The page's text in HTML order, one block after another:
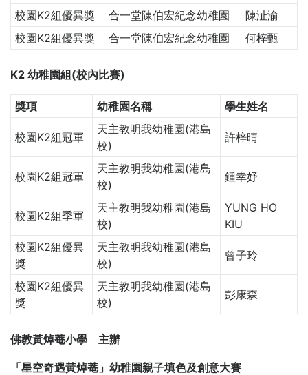
校園K2組優異獎
合一堂陳伯宏紀念幼稚園
陳沚渝
校園K2組優異獎
合一堂陳伯宏紀念幼稚園 何梓甄
K2 幼稚園組(校內比賽)
獎項 幼稚園名稱 學生姓名
校園K2組冠軍
天主教明我幼稚園(港島
校)
許梓晴
校園K2組冠軍
天主教明我幼稚園(港島
校)
鍾幸妤
校園K2組季軍
天主教明我幼稚園(港島
校)
YUNG HO
KIU
校園K2組優異
獎
天主教明我幼稚園(港島
校)
曾子玲
校園K2組優異
獎
天主教明我幼稚園(港島
校)
彭康森
佛教黃焯菴小學 主辦
「星空奇遇黃焯菴」幼稚園親子填色及創意大賽